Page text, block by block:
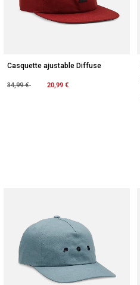
Casquette ajustable Diffuse
Price reduced from
34,99 €to 20,99 €